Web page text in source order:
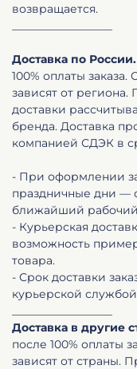
возвращается.
Доставка по России.
100% оплаты
зависят от
доставки
бренда. Доставка
компанией СДЭК в
- При оформлении
праздничные дни —
ближайший
- Курьерская
возможность
товара.
- Срок доставки
курьерской
Доставка в другие
после 100% оплаты
зависят от страны.